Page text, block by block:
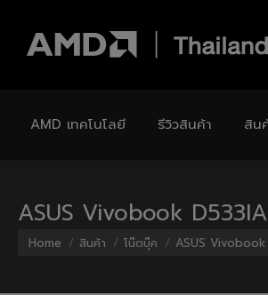
AMD เทคโนโลยี รีวิวสินค้า สิน
ASUS Vivobook
You are here:
Home สินค้า โน๊ตบุ๊ค ASUS